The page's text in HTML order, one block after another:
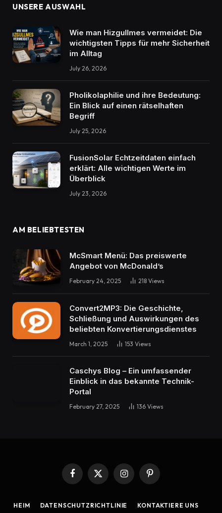
UNSERE AUSWAHL
Wie man Hizgullmes vermeidet: Die
wichtigsten Tipps für mehr Sicherheit
im Alltag
July 26, 2026
Pholikolaphilie und ihre Bedeutung:
Ein Blick auf einen rätselhaften
Begriff
July 25, 2026
FusionSolar Echtzeitdaten einfach
erklärt: Alle wichtigen Werte im
Überblick
July 23, 2026
AM BELIEBTESTEN
McSmart Menü: Das preiswerte
Angebot von McDonald’s
February 24, 2025 218 Views
Convert2MP3: Die Geschichte,
Schließung und Auswirkungen des
beliebten Konvertierungsdienstes
March 1, 2025 153 Views
Caschys Blog – Ein umfassender
Einblick in das bekannte Technik-
Portal
February 27, 2025 136 Views
Facebook
X
InstagramPinterest
HEIM DATENSCHUTZRICHTLINIE KONTAKTIERE UNS